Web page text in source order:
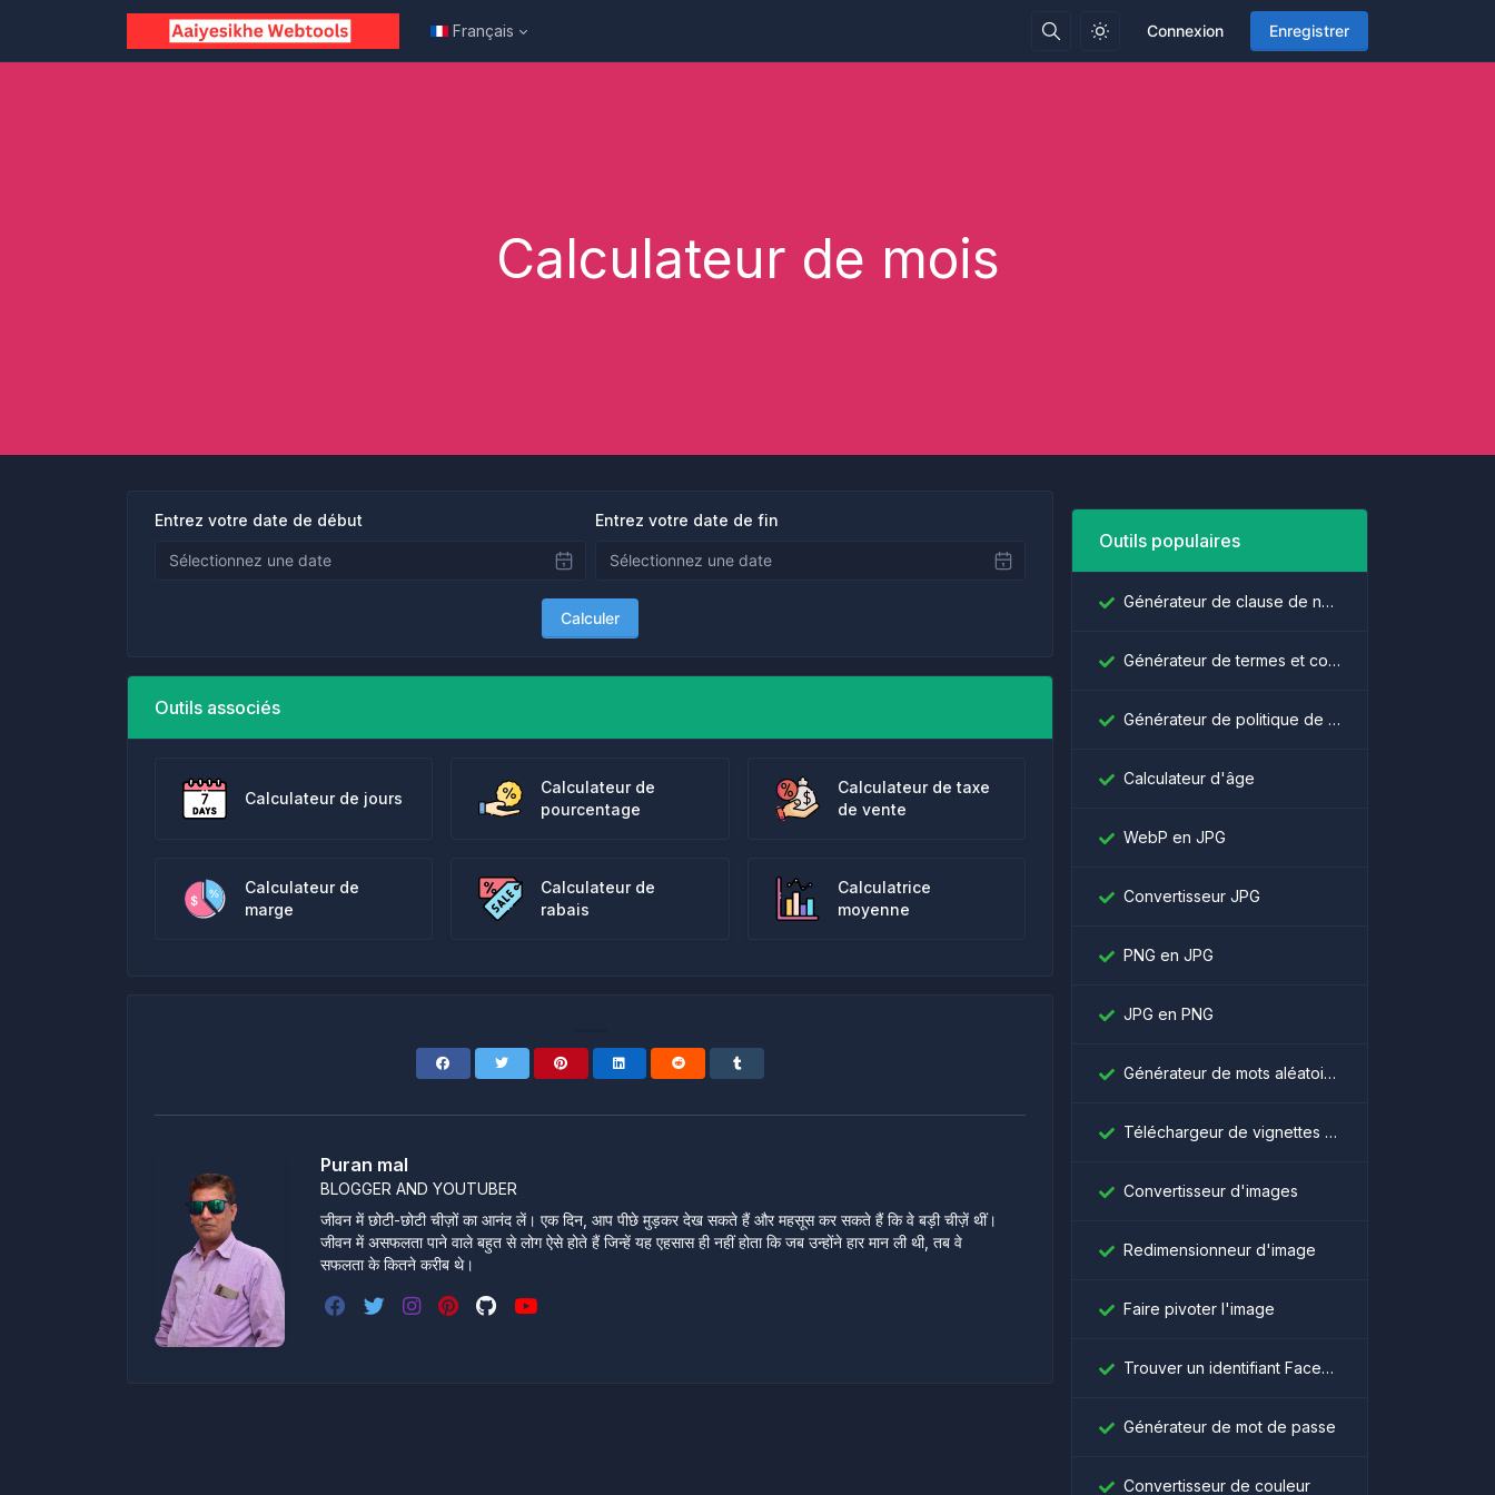
Connexion Enregistrer
Français
Calculateur de mois
Entrez votre date de début Entrez votre date de fin
Calculer
Outils associés
Calculateur de jours
Calculateur de
pourcentage
Calculateur de taxe
de vente
Calculateur de
marge
Calculateur de
rabais
Calculatrice
moyenne
Puran mal
BLOGGER AND YOUTUBER
जीवन में छोटी-छोटी चीज़ों का आनंद लें। एक दिन, आप पीछे मुड़कर देख सकते हैं और महसूस कर सकते हैं कि वे बड़ी चीज़ें थीं।
जीवन में असफलता पाने वाले बहुत से लोग ऐसे होते हैं जिन्हें यह एहसास ही नहीं होता कि जब उन्होंने हार मान ली थी, तब वे
सफलता के कितने करीब थे।
Outils populaires
Générateur de clause de non-responsabilité
Générateur de termes et conditions
Générateur de politique de confidentialité
Calculateur d'âge
WebP en JPG
Convertisseur JPG
PNG en JPG
JPG en PNG
Générateur de mots aléatoires
Téléchargeur de vignettes YouTube
Convertisseur d'images
Redimensionneur d'image
Faire pivoter l'image
Trouver un identifiant Facebook
Générateur de mot de passe
Convertisseur de couleur